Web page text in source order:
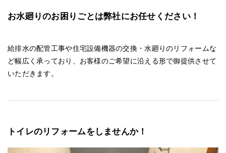
お水廻りのお困りごとは弊社にお任せください！
給排水の配管工事や住宅設備機器の交換・水廻りのリフォームな
ど幅広く承っており、お客様のご希望に沿える形で御提供させて
いただきます。
トイレのリフォームをしませんか！